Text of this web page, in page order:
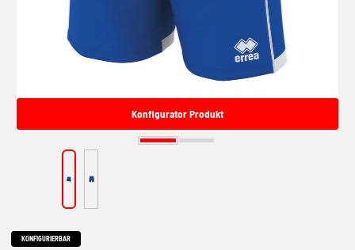
Konfigurator Produkt
KONFIGURIERBAR